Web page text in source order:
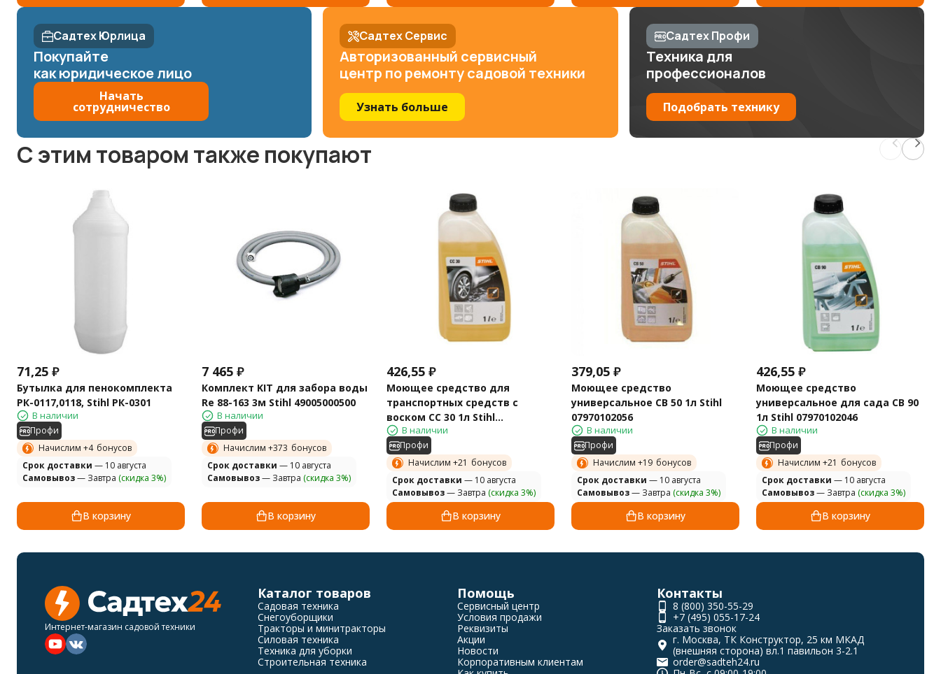
Садтех Юрлица
Покупайте
как юридическое лицо
Начать
сотрудничество
Садтех Сервис
Авторизованный сервисный
центр по ремонту садовой техники
Узнать больше
Садтех Профи
Техника для
профессионалов
Подобрать технику
C этим товаром также покупают
71,25 ₽
Бутылка для пенокомплекта
РК-0117,0118, Stihl РК-0301
В наличии
Профи
Начислим +4 бонусов
Cрок доставки — 10 августа
Самовывоз— Завтра (скидка 3%)
В корзину
7 465 ₽
Комплект KIT для забора воды
Rе 88-163 3м Stihl 49005000500
В наличии
Профи
Начислим +373 бонусов
Cрок доставки — 10 августа
Самовывоз— Завтра (скидка 3%)
В корзину
426,55 ₽
Моющее средство для
транспортных средств с
воском CC 30 1л Stihl
07970102047
В наличии
Профи
Начислим +21 бонусов
Cрок доставки — 10 августа
Самовывоз— Завтра (скидка 3%)
В корзину
379,05 ₽
Моющее средство
универсальное CB 50 1л Stihl
07970102056
В наличии
Профи
Начислим +19 бонусов
Cрок доставки — 10 августа
Самовывоз— Завтра (скидка 3%)
В корзину
426,55 ₽
Моющее средство
универсальное для сада CB 90
1л Stihl 07970102046
В наличии
Профи
Начислим +21 бонусов
Cрок доставки — 10 августа
Самовывоз— Завтра (скидка 3%)
В корзину
Интернет-магазин садовой техники
Каталог товаров
Садовая техника
Снегоуборщики
Тракторы и минитракторы
Силовая техника
Техника для уборки
Строительная техника
Помощь
Сервисный центр
Условия продажи
Реквизиты
Акции
Новости
Корпоративным клиентам
Контакты
8 (800) 350-55-29
+7 (495) 055-17-24
Заказать звонок
г. Москва, ТК Конструктор, 25 км МКАД
(внешняя сторона) вл.1 павильон 3-2.1
order@sadteh24.ru